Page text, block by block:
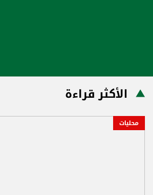
الأكثر قراءة
محليات